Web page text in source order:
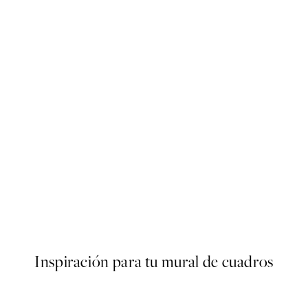
Inspiración para tu mural de cuadros